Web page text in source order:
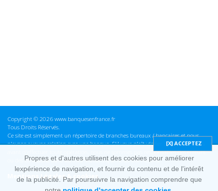
Copyright © 2026 www.banquesenfrance.fr
Tous Droits Réservés.
Ce site est simplement un répertoire de branches bureaux / bancaires et nous
n'avons aucune relation avec une banque. S'il vous plaît vérifier ces informations
avant d'effectuer toute opération, nous ne sommes pas responsables des erreurs
ou des omissions dans les informations que nous fournissons.
Mentions Légales & cookies
Propres et d'autres utilisent des cookies pour améliorer
lexpérience de navigation, et fournir du contenu et de l'intérêt
de la publicité. Par poursuivre la navigation comprendre que